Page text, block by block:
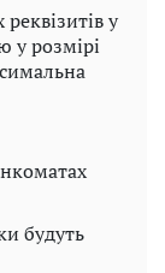
у
у розмірі
будуть